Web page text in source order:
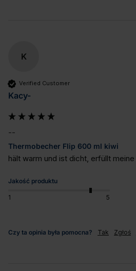
K
Verified Customer
Kacy-
--
Thermobecher Flip 600 ml kiwi
hält warm und ist dicht, erfüllt
Jakość produktu
1 5
Czy ta opinia była pomocna? Tak Zgłoś